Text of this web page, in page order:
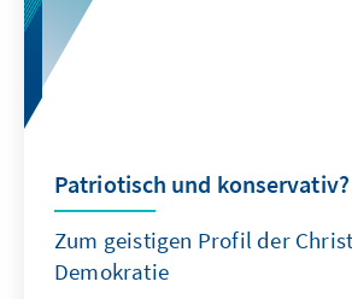
Patriotisch und konservativ?
Zum geistigen Profil der
Demokratie